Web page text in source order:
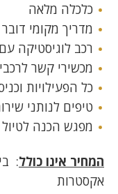
כלכלה מלאה
מדריך מקומי
רכב לוגיסטיקה
מכשירי קשר
כל הפעילויות
טיפים לנותני
מפגש הכנה לטיול
המחיר אינו כולל:
אקסטרות